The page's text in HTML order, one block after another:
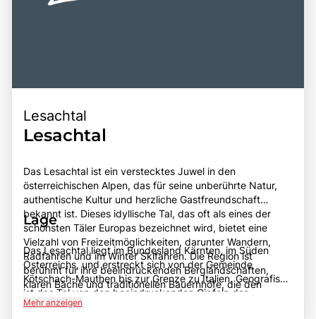
Lesachtal
Lesachtal
Das Lesachtal ist ein verstecktes Juwel in den
österreichischen Alpen, das für seine unberührte Natur,
authentische Kultur und herzliche Gastfreundschaft
bekannt ist. Dieses idyllische Tal, das oft als eines der
schönsten Täler Europas bezeichnet wird, bietet eine
Vielzahl von Freizeitmöglichkeiten, darunter Wandern,
Radfahren und im Winter Skifahren. Die Region ist
berühmt für ihre beeindruckenden Berglandschaften,
klaren Bäche und traditionellen Bauernhöfe, die den
Besuchern einen Einblick in das ländliche Leben der Alpen
Lage
Das Lesachtal liegt im Bundesland Kärnten, im Süden
Österreichs, und erstreckt sich von der Gemeinde
Kötschach-Mauthen bis zur Grenze zu Italien. Geografisch
ist das Tal von den beeindruckenden Gipfeln der
Karnischen Alpen umgeben, die eine spektakuläre Kulisse
Mehr anzeigen